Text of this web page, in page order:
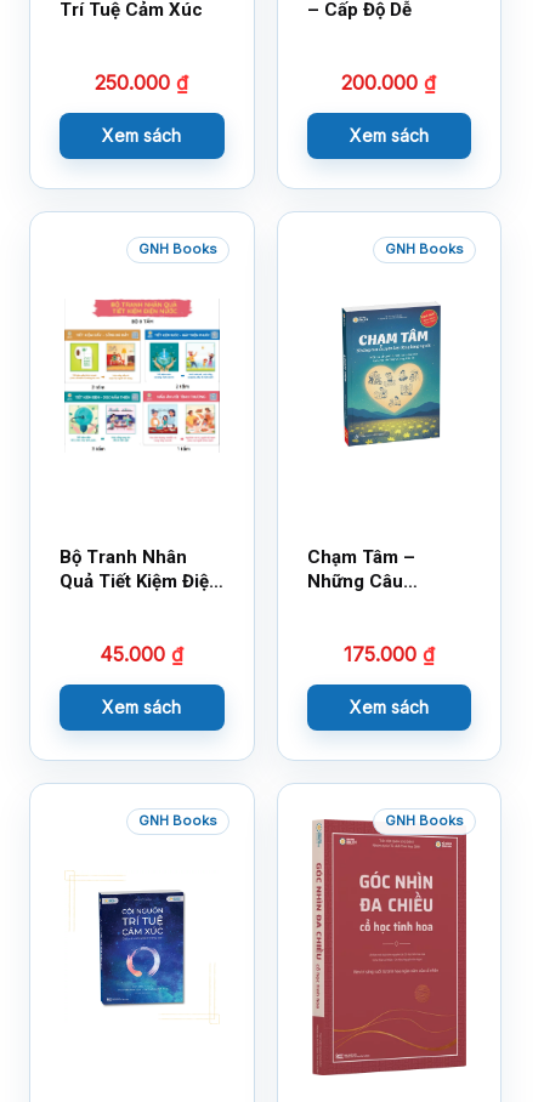
Trí Tuệ Cảm Xúc
250.000₫
Xem sách
– Cấp Độ Dễ
200.000₫
Xem sách
GNH Books
Bộ Tranh Nhân
Quả Tiết Kiệm Điện
45.000₫
Xem sách
GNH Books
Chạm Tâm –
Những Câu
175.000 ₫
Xem sách
GNH Books GNH Books